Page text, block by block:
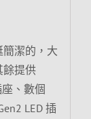
簡潔的，大
餘提供
座、數個
LED 插